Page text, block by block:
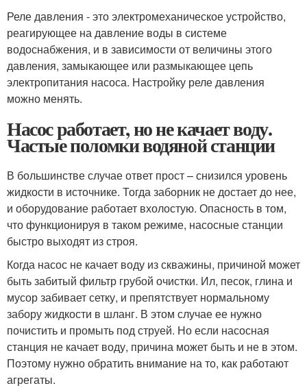
Реле давления - это электромеханическое устройство,
реагирующее на давление воды в системе
водоснабжения, и в зависимости от величины этого
давления, замыкающее или размыкающее цепь
электропитания насоса. Настройку реле давления
можно менять.
Насос работает, но не качает воду.
Частые поломки водяной станции
В большинстве случае ответ прост – снизился уровень
жидкости в источнике. Тогда заборник не достает до нее,
и оборудование работает вхолостую. Опасность в том,
что функционируя в таком режиме, насосные станции
быстро выходят из строя.
Когда насос не качает воду из скважины, причиной может
быть забитый фильтр грубой очистки. Ил, песок, глина и
мусор забивает сетку, и препятствует нормальному
забору жидкости в шланг. В этом случае ее нужно
почистить и промыть под струей. Но если насосная
станция не качает воду, причина может быть и не в этом.
Поэтому нужно обратить внимание на то, как работают
агрегаты.